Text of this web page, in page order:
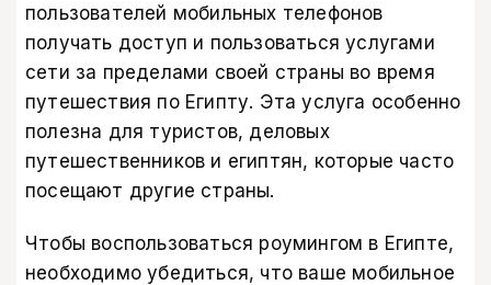
пользователей мобильных телефонов
получать доступ и пользоваться услугами
сети за пределами своей страны во время
путешествия по Египту. Эта услуга особенно
полезна для туристов, деловых
путешественников и египтян, которые часто
посещают другие страны.
Чтобы воспользоваться роумингом в Египте,
необходимо убедиться, что ваше мобильное